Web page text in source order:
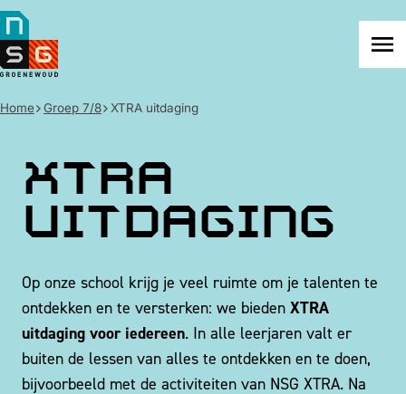
NSG
Groenewoud
Home Groep 7/8 XTRA uitdaging
XTRA
uitdaging
Op onze school krijg je veel ruimte om je talenten te
ontdekken en te versterken: we bieden XTRA
uitdaging voor iedereen. In alle leerjaren valt er
buiten de lessen van alles te ontdekken en te doen,
bijvoorbeeld met de activiteiten van NSG XTRA. Na